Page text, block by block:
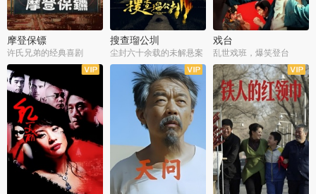
摩登保镖
许氏兄弟的经典喜剧
搜查瑠公圳
尘封六十余载的未解悬案
戏台
乱世戏班，爆笑登台